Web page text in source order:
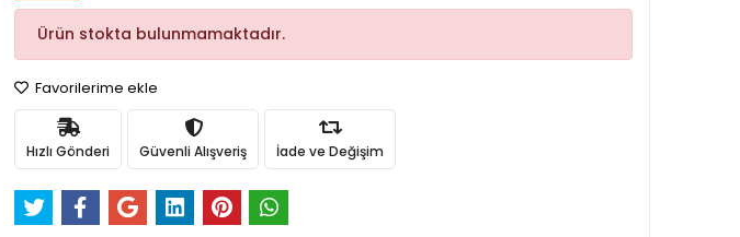
Ürün stokta bulunmamaktadır.
Favorilerime ekle
Hızlı Gönderi Güvenli Alışveriş İade ve Değişim